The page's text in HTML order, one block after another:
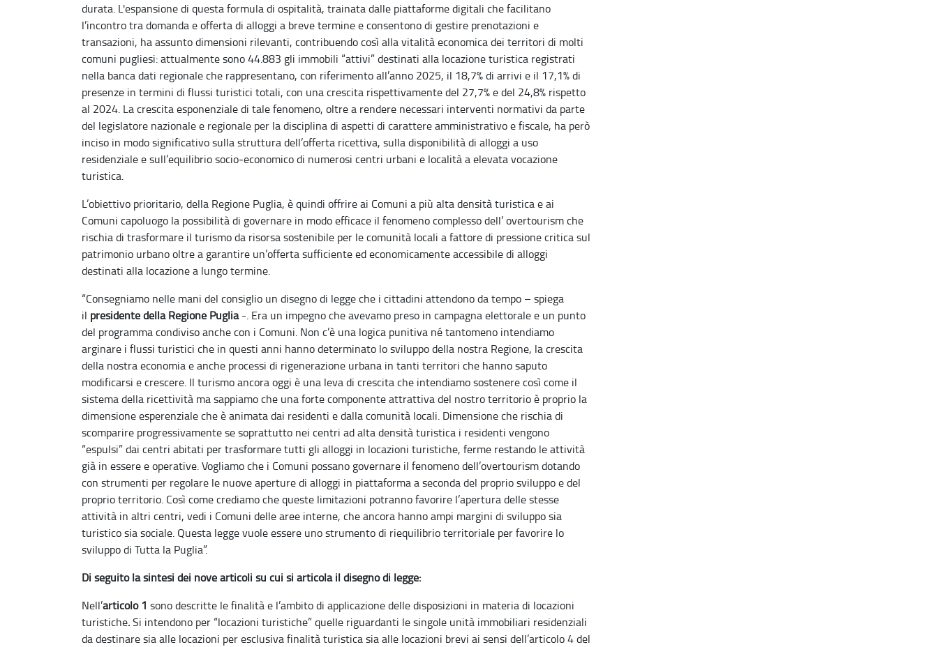
durata. L'espansione di questa formula di ospitalità, trainata dalle piattaforme digitali che facilitano
l’incontro tra domanda e offerta di alloggi a breve termine e consentono di gestire prenotazioni e
transazioni, ha assunto dimensioni rilevanti, contribuendo così alla vitalità economica dei territori di molti
comuni pugliesi: attualmente sono 44.883 gli immobili “attivi” destinati alla locazione turistica registrati
nella banca dati regionale che rappresentano, con riferimento all’anno 2025, il 18,7% di arrivi e il 17,1% di
presenze in termini di flussi turistici totali, con una crescita rispettivamente del 27,7% e del 24,8% rispetto
al 2024. La crescita esponenziale di tale fenomeno, oltre a rendere necessari interventi normativi da parte
del legislatore nazionale e regionale per la disciplina di aspetti di carattere amministrativo e fiscale, ha però
inciso in modo significativo sulla struttura dell’offerta ricettiva, sulla disponibilità di alloggi a uso
residenziale e sull’equilibrio socio‑economico di numerosi centri urbani e località a elevata vocazione
turistica.
L’obiettivo prioritario, della Regione Puglia, è quindi offrire ai Comuni a più alta densità turistica e ai
Comuni capoluogo la possibilità di governare in modo efficace il fenomeno complesso dell’ overtourism che
rischia di trasformare il turismo da risorsa sostenibile per le comunità locali a fattore di pressione critica sul
patrimonio urbano oltre a garantire un’offerta sufficiente ed economicamente accessibile di alloggi
destinati alla locazione a lungo termine.
“Consegniamo nelle mani del consiglio un disegno di legge che i cittadini attendono da tempo – spiega
il presidente della Regione Puglia-. Era un impegno che avevamo preso in campagna elettorale e un punto
del programma condiviso anche con i Comuni. Non c’è una logica punitiva né tantomeno intendiamo
arginare i flussi turistici che in questi anni hanno determinato lo sviluppo della nostra Regione, la crescita
della nostra economia e anche processi di rigenerazione urbana in tanti territori che hanno saputo
modificarsi e crescere. Il turismo ancora oggi è una leva di crescita che intendiamo sostenere così come il
sistema della ricettività ma sappiamo che una forte componente attrattiva del nostro territorio è proprio la
dimensione esperenziale che è animata dai residenti e dalla comunità locali. Dimensione che rischia di
scomparire progressivamente se soprattutto nei centri ad alta densità turistica i residenti vengono
“espulsi” dai centri abitati per trasformare tutti gli alloggi in locazioni turistiche, ferme restando le attività
già in essere e operative. Vogliamo che i Comuni possano governare il fenomeno dell’overtourism dotando
con strumenti per regolare le nuove aperture di alloggi in piattaforma a seconda del proprio sviluppo e del
proprio territorio. Così come crediamo che queste limitazioni potranno favorire l’apertura delle stesse
attività in altri centri, vedi i Comuni delle aree interne, che ancora hanno ampi margini di sviluppo sia
turistico sia sociale. Questa legge vuole essere uno strumento di riequilibrio territoriale per favorire lo
sviluppo di Tutta la Puglia”.
Di seguito la sintesi dei nove articoli su cui si articola il disegno di legge:
Nell’articolo 1 sono descritte le finalità e l’ambito di applicazione delle disposizioni in materia di locazioni
turistiche.Si intendono per “locazioni turistiche” quelle riguardanti le singole unità immobiliari residenziali
da destinare sia alle locazioni per esclusiva finalità turistica sia alle locazioni brevi ai sensi dell’articolo 4 del